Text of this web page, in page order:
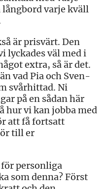
långbord varje kväll
är prisvärt. Den
lyckades väl med i
extra, så är det.
vad Pia och Sven-
svårhittad. Ni
på en sådan här
hur vi kan jobba med
att få fortsatt
till er
för personliga
som denna? Först